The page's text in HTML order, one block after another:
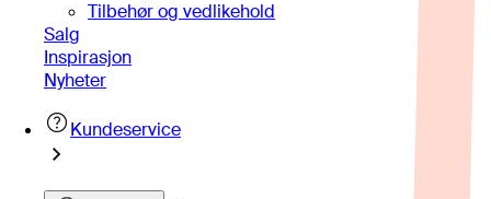
Tilbehør og vedlikehold
Salg
Inspirasjon
Nyheter
Kundeservice